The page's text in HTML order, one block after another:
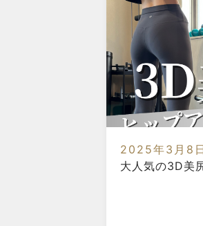
2025年3月8
大人気の3D美